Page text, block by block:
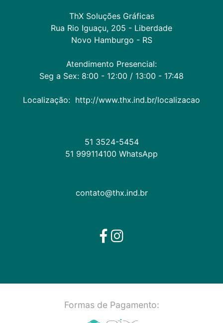
ThX Soluções Gráficas
Rua Rio Iguaçu, 205 - Liberdade
Novo Hamburgo - RS
Atendimento Presencial:
Seg a Sex: 8:00 - 12:00 / 13:00 - 17:48
Localização:  http://www.thx.ind.br/localizacao
51 3524-5454
51 999114100 WhatsApp
contato@thx.ind.br
Formas de Pagamento: